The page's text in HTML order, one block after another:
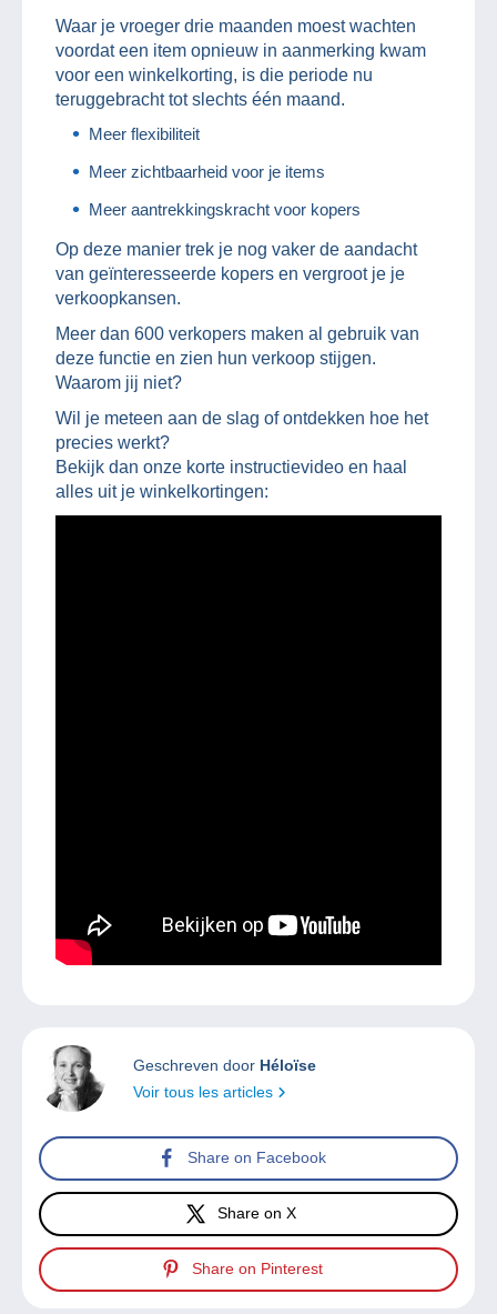
Waar je vroeger drie maanden moest wachten
voordat een item opnieuw in aanmerking kwam
voor een winkelkorting, is die periode nu
teruggebracht tot slechts één maand.
Meer flexibiliteit
Meer zichtbaarheid voor je items
Meer aantrekkingskracht voor kopers
Op deze manier trek je nog vaker de aandacht
van geïnteresseerde kopers en vergroot je je
verkoopkansen.
Meer dan 600 verkopers maken al gebruik van
deze functie en zien hun verkoop stijgen.
Waarom jij niet?
Wil je meteen aan de slag of ontdekken hoe het
precies werkt?
Bekijk dan onze korte instructievideo en haal
alles uit je winkelkortingen:
Geschreven door Héloïse
Voir tous les articles
Share on Facebook
Share on X
Share on Pinterest